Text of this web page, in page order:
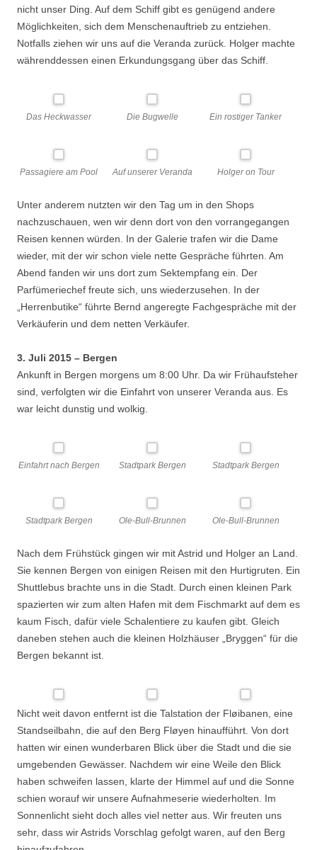
nicht unser Ding. Auf dem Schiff gibt es genügend andere
Möglichkeiten, sich dem Menschenauftrieb zu entziehen.
Notfalls ziehen wir uns auf die Veranda zurück. Holger machte
währenddessen einen Erkundungsgang über das Schiff.
Das Heckwasser Die Bugwelle Ein rostiger Tanker
Passagiere am Pool Auf unserer Veranda Holger on Tour
Unter anderem nutzten wir den Tag um in den Shops
nachzuschauen, wen wir denn dort von den vorrangegangen
Reisen kennen würden. In der Galerie trafen wir die Dame
wieder, mit der wir schon viele nette Gespräche führten. Am
Abend fanden wir uns dort zum Sektempfang ein. Der
Parfümeriechef freute sich, uns wiederzusehen. In der
„Herrenbutike“ führte Bernd angeregte Fachgespräche mit der
Verkäuferin und dem netten Verkäufer.
3. Juli 2015 – Bergen
Ankunft in Bergen morgens um 8:00 Uhr. Da wir Frühaufsteher
sind, verfolgten wir die Einfahrt von unserer Veranda aus. Es
war leicht dunstig und wolkig.
Einfahrt nach Bergen Stadtpark Bergen Stadtpark Bergen
Stadtpark Bergen Ole-Bull-Brunnen Ole-Bull-Brunnen
Nach dem Frühstück gingen wir mit Astrid und Holger an Land.
Sie kennen Bergen von einigen Reisen mit den Hurtigruten. Ein
Shuttlebus brachte uns in die Stadt. Durch einen kleinen Park
spazierten wir zum alten Hafen mit dem Fischmarkt auf dem es
kaum Fisch, dafür viele Schalentiere zu kaufen gibt. Gleich
daneben stehen auch die kleinen Holzhäuser „Bryggen“ für die
Bergen bekannt ist.
Nicht weit davon entfernt ist die Talstation der Fløibanen, eine
Standseilbahn, die auf den Berg Fløyen hinaufführt. Von dort
hatten wir einen wunderbaren Blick über die Stadt und die sie
umgebenden Gewässer. Nachdem wir eine Weile den Blick
haben schweifen lassen, klarte der Himmel auf und die Sonne
schien worauf wir unsere Aufnahmeserie wiederholten. Im
Sonnenlicht sieht doch alles viel netter aus. Wir freuten uns
sehr, dass wir Astrids Vorschlag gefolgt waren, auf den Berg